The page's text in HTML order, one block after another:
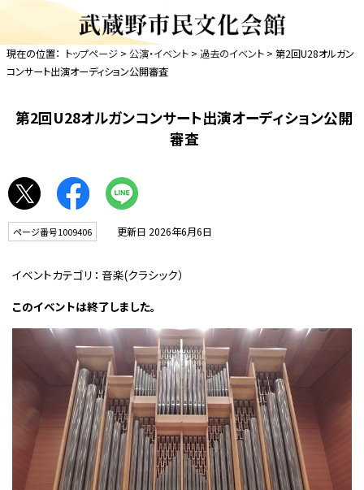
現在の位置： トップページ > 公演・イベント > 過去のイベント > 第2回U28オルガン
コンサート出演オーディション公開審査
第2回U28オルガンコンサート出演オーディション公開
審査
ページ番号1009406 更新日 2026年6月6日
イベントカテゴリ： 音楽(クラシック）
このイベントは終了しました。